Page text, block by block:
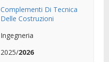
Complementi Di Tecnica
Delle Costruzioni
Ingegneria
2025/2026